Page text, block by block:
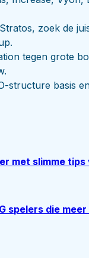
zoek de
tegen grote
structure basis
met slimme
spelers die